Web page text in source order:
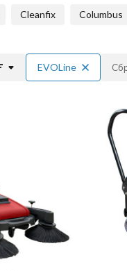
Cleanfix Columbus
EVOLine